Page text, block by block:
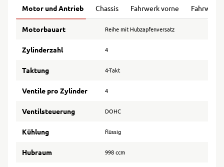
Motor und Antrieb Chassis Fahrwerk vorne Fahrwerk
Motorbauart Reihe mit Hubzapfenversatz
Zylinderzahl 4
Taktung 4-Takt
Ventile pro Zylinder 4
Ventilsteuerung DOHC
Kühlung flüssig
Hubraum 998 ccm